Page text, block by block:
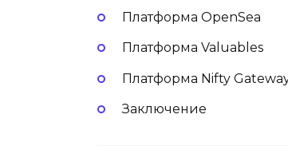
Платформа OpenSea
Платформа Valuables
Платформа Nifty
Заключение